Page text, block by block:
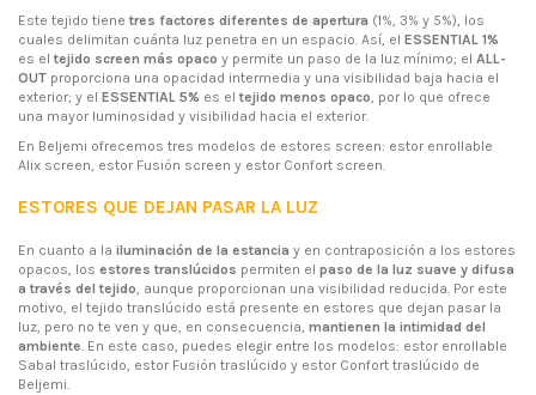
Este tejido tiene tres factores diferentes de apertura (1%, 3% y 5%), los
cuales delimitan cuánta luz penetra en un espacio. Así, el ESSENTIAL 1%
es el tejido screen más opaco y permite un paso de la luz mínimo; el ALL-
OUT proporciona una opacidad intermedia y una visibilidad baja hacia el
exterior; y el ESSENTIAL 5% es el tejido menos opaco , por lo que ofrece
una mayor luminosidad y visibilidad hacia el exterior.
En Beljemi ofrecemos tres modelos de estores screen: estor enrollable
Alix screen, estor Fusión screen y estor Confort screen.
ESTORES QUE DEJAN PASAR LA LUZ
En cuanto a la iluminación de la estancia y en contraposición a los estores
opacos, los estores translúcidos permiten el paso de la luz suave y difusa
a través del tejido, aunque proporcionan una visibilidad reducida. Por este
motivo, el tejido translúcido está presente en estores que dejan pasar la
luz, pero no te ven y que, en consecuencia, mantienen la intimidad del
ambiente. En este caso, puedes elegir entre los modelos: estor enrollable
Sabal traslúcido, estor Fusión traslúcido y estor Confort traslúcido de
Beljemi.